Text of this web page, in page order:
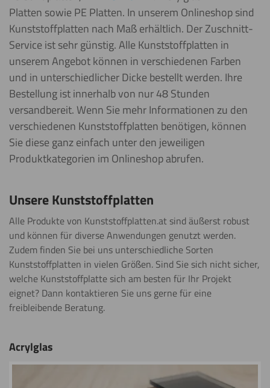
Platten sowie PE Platten. In unserem Onlineshop sind
Kunststoffplatten nach Maß erhältlich. Der Zuschnitt-
Service ist sehr günstig. Alle Kunststoffplatten in
unserem Angebot können in verschiedenen Farben
und in unterschiedlicher Dicke bestellt werden. Ihre
Bestellung ist innerhalb von nur 48 Stunden
versandbereit. Wenn Sie mehr Informationen zu den
verschiedenen Kunststoffplatten benötigen, können
Sie diese ganz einfach unter den jeweiligen
Produktkategorien im Onlineshop abrufen.
Unsere Kunststoffplatten
Alle Produkte von Kunststoffplatten.at sind äußerst robust
und können für diverse Anwendungen genutzt werden.
Zudem finden Sie bei uns unterschiedliche Sorten
Kunststoffplatten in vielen Größen. Sind Sie sich nicht sicher,
welche Kunststoffplatte sich am besten für Ihr Projekt
eignet? Dann kontaktieren Sie uns gerne für eine
freibleibende Beratung.
Acrylglas